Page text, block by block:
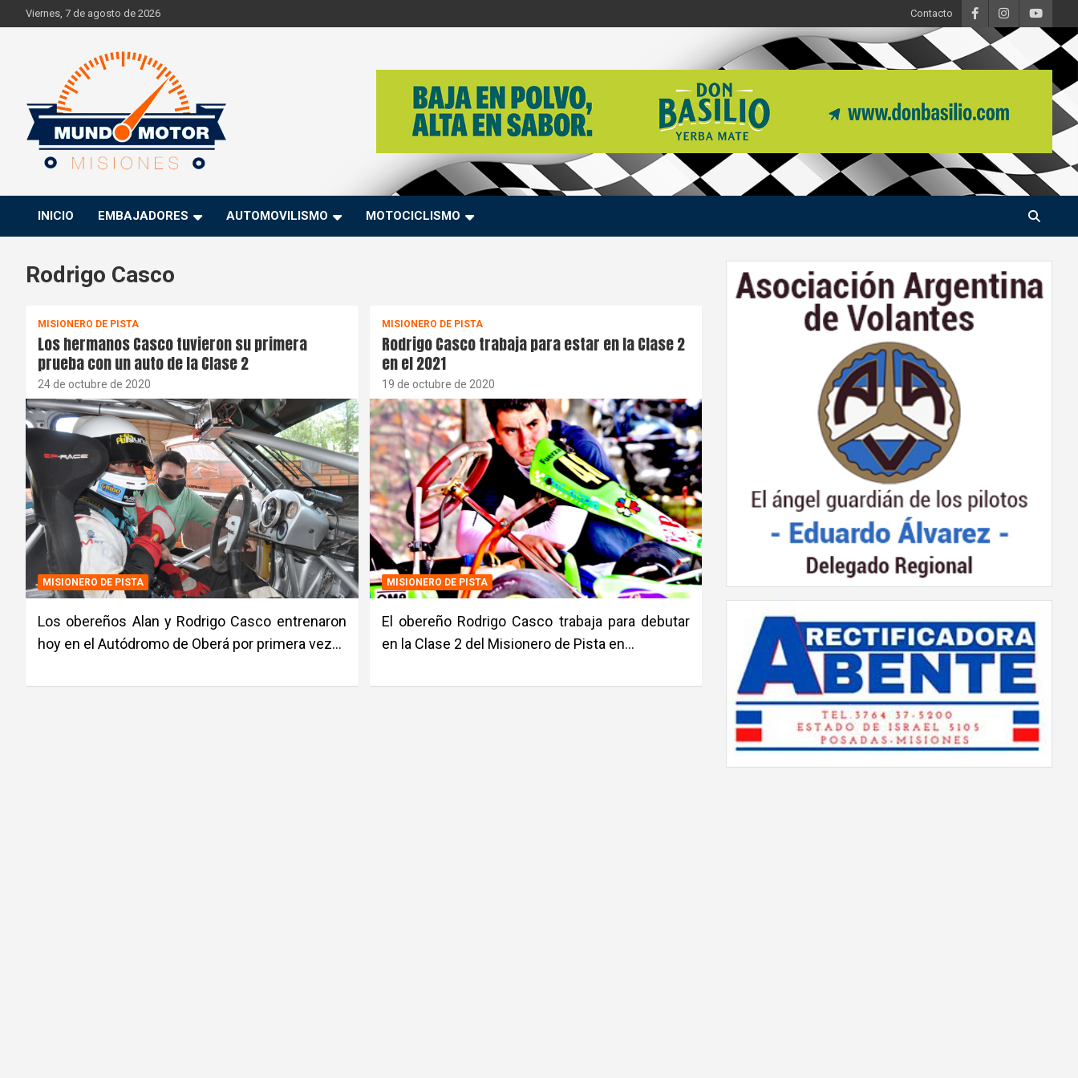
to
Viernes, 7 de agosto de 2026 Contacto
Mundo Motor Misiones
INICIO EMBAJADORES AUTOMOVILISMO MOTOCICLISMO
Rodrigo Casco
MISIONERO DE PISTA
Los hermanos Casco tuvieron su primera
prueba con un auto de la Clase 2
24 de octubre de 2020
MISIONERO DE PISTA
Los obereños Alan y Rodrigo Casco entrenaron
hoy en el Autódromo de Oberá por primera vez…
MISIONERO DE PISTA
Rodrigo Casco trabaja para estar en la Clase 2
en el 2021
19 de octubre de 2020
MISIONERO DE PISTA
El obereño Rodrigo Casco trabaja para debutar
en la Clase 2 del Misionero de Pista en…